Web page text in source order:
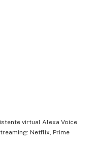
virtual Alexa Voice
Netflix, Prime